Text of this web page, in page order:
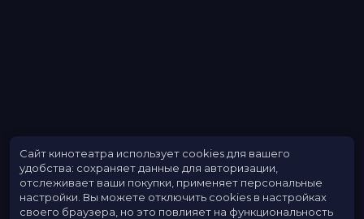
Сайт кинотеатра использует cookies для вашего
удобства: сохраняет данные для авторизации,
отслеживает ваши покупки, применяет персональные
настройки. Вы можете отключить cookies в настройках
своего браузера, но это повлияет на функциональность